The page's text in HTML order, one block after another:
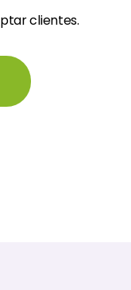
clientes.